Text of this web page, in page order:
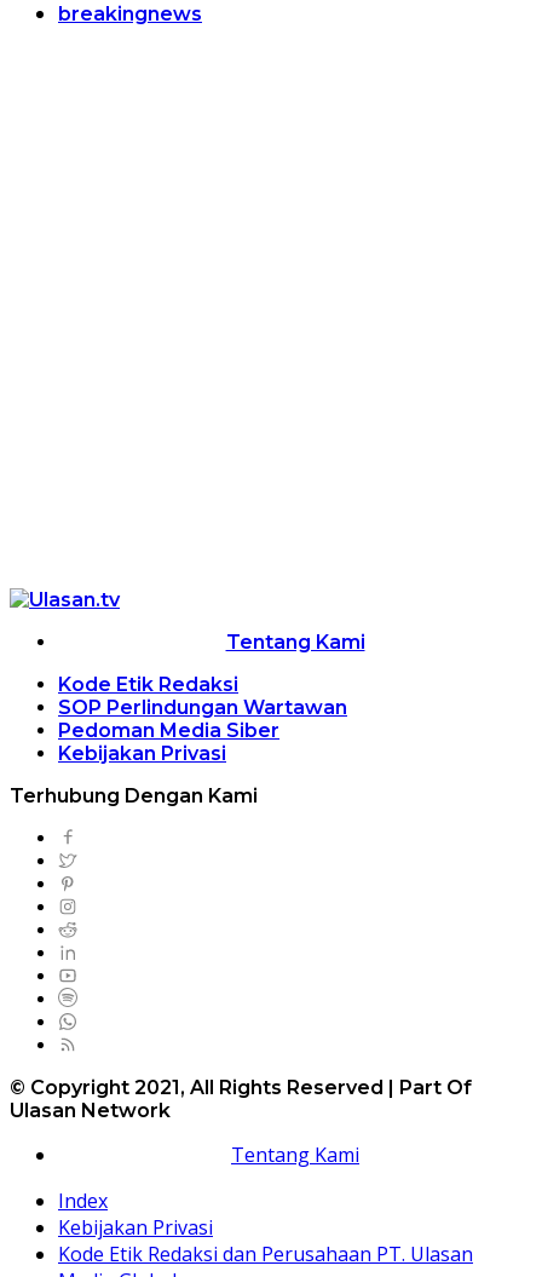
breakingnews
Tentang Kami
Kode Etik Redaksi
SOP Perlindungan Wartawan
Pedoman Media Siber
Kebijakan Privasi
Terhubung Dengan Kami
© Copyright 2021, All Rights Reserved | Part Of
Ulasan Network
Tentang Kami
Index
Kebijakan Privasi
Kode Etik Redaksi dan Perusahaan PT. Ulasan